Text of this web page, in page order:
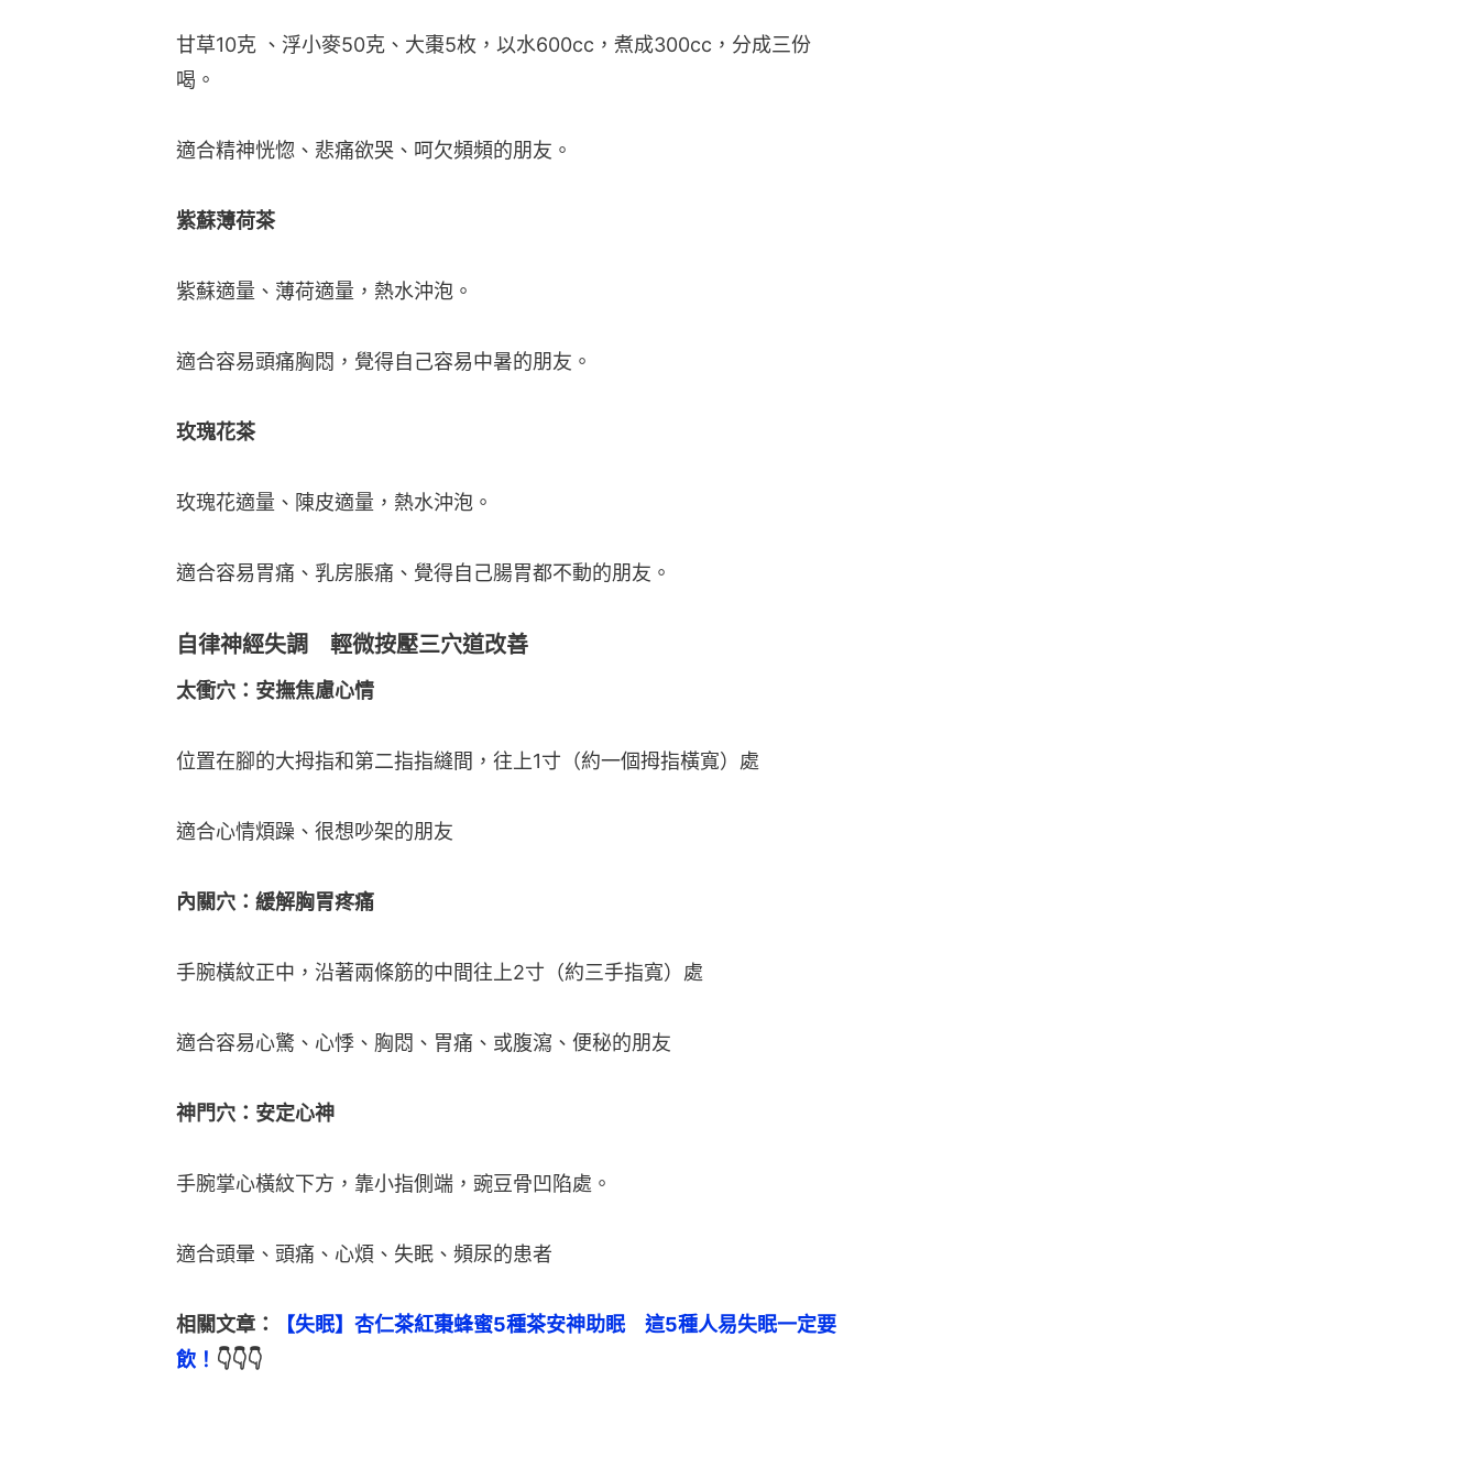
甘草10克 、浮小麥50克、大棗5枚，以水600cc，煮成300cc，分成三份
喝。
適合精神恍惚、悲痛欲哭、呵欠頻頻的朋友。
紫蘇薄荷茶
紫蘇適量、薄荷適量，熱水沖泡。
適合容易頭痛胸悶，覺得自己容易中暑的朋友。
玫瑰花茶
玫瑰花適量、陳皮適量，熱水沖泡。
適合容易胃痛、乳房脹痛、覺得自己腸胃都不動的朋友。
自律神經失調 輕微按壓三穴道改善
太衝穴：安撫焦慮心情
位置在腳的大拇指和第二指指縫間，往上1寸（約一個拇指橫寬）處
適合心情煩躁、很想吵架的朋友
內關穴：緩解胸胃疼痛
手腕橫紋正中，沿著兩條筋的中間往上2寸（約三手指寬）處
適合容易心驚、心悸、胸悶、胃痛、或腹瀉、便秘的朋友
神門穴：安定心神
手腕掌心橫紋下方，靠小指側端，豌豆骨凹陷處。
適合頭暈、頭痛、心煩、失眠、頻尿的患者
相關文章：
【失眠】杏仁茶紅棗蜂蜜5種茶安神助眠　這5種人易失眠一定要
飲！ 👇👇👇